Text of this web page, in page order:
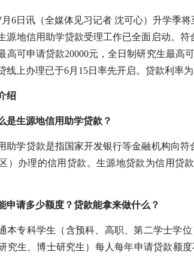
6日讯（全媒体见习记者 沈可心）升学季将
源地信用助学贷款受理工作已全面启动。
高可申请贷款20000元，全日制研究生最高
线上办理已于6月15日率先开启。贷款利率
绍
是生源地信用助学贷款？
助学贷款是指国家开发银行等金融机构向
）办理的信用贷款。生源地贷款为信用贷
申请多少额度？贷款能拿来做什么？
本专科学生（含预科、高职、第二学士学
究生、博士研究生）每人每年申请贷款额度